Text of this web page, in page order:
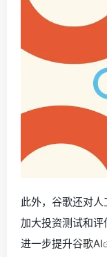
此外，谷歌还对
加大投资测试和评
进一步提升谷歌AI